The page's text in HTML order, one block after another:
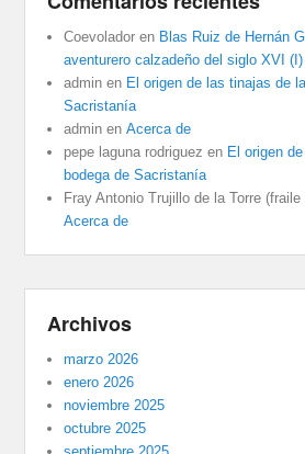
Coevolador en Blas Ruiz de Hernán
aventurero calzadeño del siglo XVI (I)
admin en El origen de las tinajas de
Sacristanía
admin enAcerca de
pepe laguna rodriguez en El origen
bodega de Sacristanía
Fray Antonio Trujillo de la Torre (fraile
Acerca de
Archivos
marzo 2026
enero 2026
noviembre 2025
octubre 2025